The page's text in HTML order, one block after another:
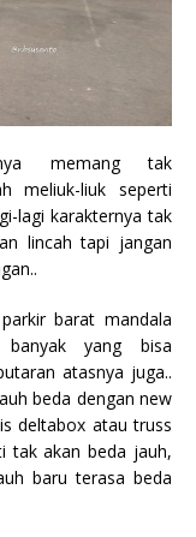
memang tak
meliuk-liuk seperti
lagi karakternya tak
lincah tapi jangan
barat mandala
banyak yang bisa
atasnya juga..
beda dengan new
deltabox atau truss
tak akan beda jauh,
baru terasa beda